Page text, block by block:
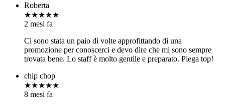
Roberta
★★★★★
2 mesi fa
Ci sono stata un paio di volte approfittando di una
promozione per conoscerci e devo dire che mi sono sempre
trovata bene. Lo staff è molto gentile e preparato. Piega top!
chip chop
★★★★★
8 mesi fa